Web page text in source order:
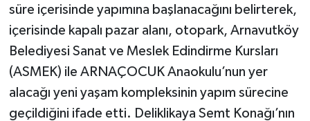
süre içerisinde yapımına başlanacağını belirterek,
içerisinde kapalı pazar alanı, otopark, Arnavutköy
Belediyesi Sanat ve Meslek Edindirme Kursları
(ASMEK) ile ARNAÇOCUK Anaokulu’nun yer
alacağı yeni yaşam kompleksinin yapım sürecine
geçildiğini ifade etti. Deliklikaya Semt Konağı’nın